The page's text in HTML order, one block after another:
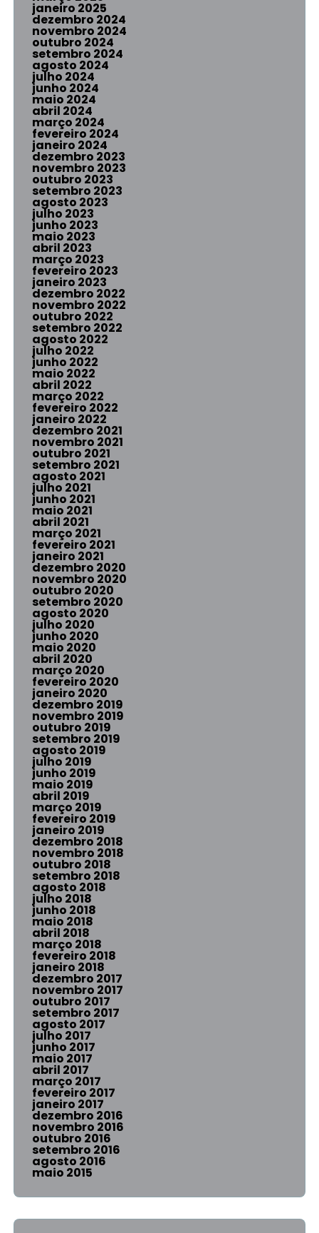
janeiro 2025
dezembro 2024
novembro 2024
outubro 2024
setembro 2024
agosto 2024
julho 2024
junho 2024
maio 2024
abril 2024
março 2024
fevereiro 2024
janeiro 2024
dezembro 2023
novembro 2023
outubro 2023
setembro 2023
agosto 2023
julho 2023
junho 2023
maio 2023
abril 2023
março 2023
fevereiro 2023
janeiro 2023
dezembro 2022
novembro 2022
outubro 2022
setembro 2022
agosto 2022
julho 2022
junho 2022
maio 2022
abril 2022
março 2022
fevereiro 2022
janeiro 2022
dezembro 2021
novembro 2021
outubro 2021
setembro 2021
agosto 2021
julho 2021
junho 2021
maio 2021
abril 2021
março 2021
fevereiro 2021
janeiro 2021
dezembro 2020
novembro 2020
outubro 2020
setembro 2020
agosto 2020
julho 2020
junho 2020
maio 2020
abril 2020
março 2020
fevereiro 2020
janeiro 2020
dezembro 2019
novembro 2019
outubro 2019
setembro 2019
agosto 2019
julho 2019
junho 2019
maio 2019
abril 2019
março 2019
fevereiro 2019
janeiro 2019
dezembro 2018
novembro 2018
outubro 2018
setembro 2018
agosto 2018
julho 2018
junho 2018
maio 2018
abril 2018
março 2018
fevereiro 2018
janeiro 2018
dezembro 2017
novembro 2017
outubro 2017
setembro 2017
agosto 2017
julho 2017
junho 2017
maio 2017
abril 2017
março 2017
fevereiro 2017
janeiro 2017
dezembro 2016
novembro 2016
outubro 2016
setembro 2016
agosto 2016
maio 2015